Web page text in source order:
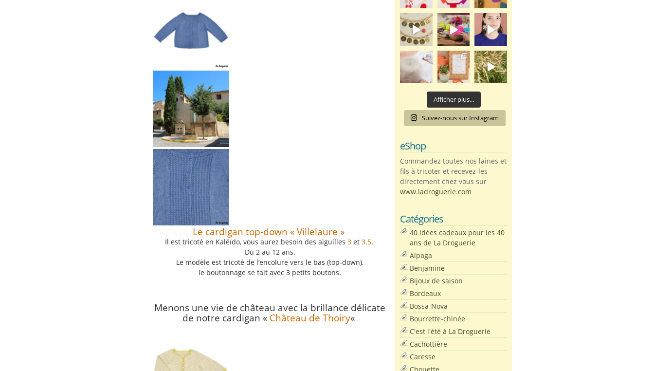
Le cardigan top-down « Villelaure »
Il est tricoté en Kaléïdo, vous aurez besoin des aiguilles 3et 3.5.
Du 2 au 12 ans.
Le modèle est tricoté de l’encolure vers le bas (top-down),
le boutonnage se fait avec 3 petits boutons.
Menons une vie de château avec la brillance délicate
de notre cardigan « Château de Thoiry«
Afficher plus...
Suivez-nous sur Instagram
eShop
Commandez toutes nos laines et
fils à tricoter et recevez-les
directement chez vous sur
www.ladroguerie.com
Catégories
40 idées cadeaux pour les 40
ans de La Droguerie
Alpaga
Benjamine
Bijoux de saison
Bordeaux
Bossa-Nova
Bourrette-chinée
C'est l'été à La Droguerie
Cachottière
Caresse
Chouette